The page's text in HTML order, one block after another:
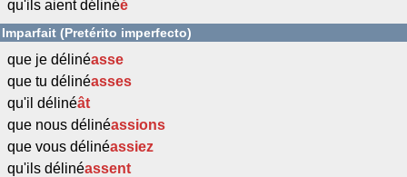
qu'ils aient délinéé
Imparfait (Pretérito imperfecto)
que je délinéasse
que tu délinéasses
qu'il délinéât
que nous délinéassions
que vous délinéassiez
qu'ils délinéassent